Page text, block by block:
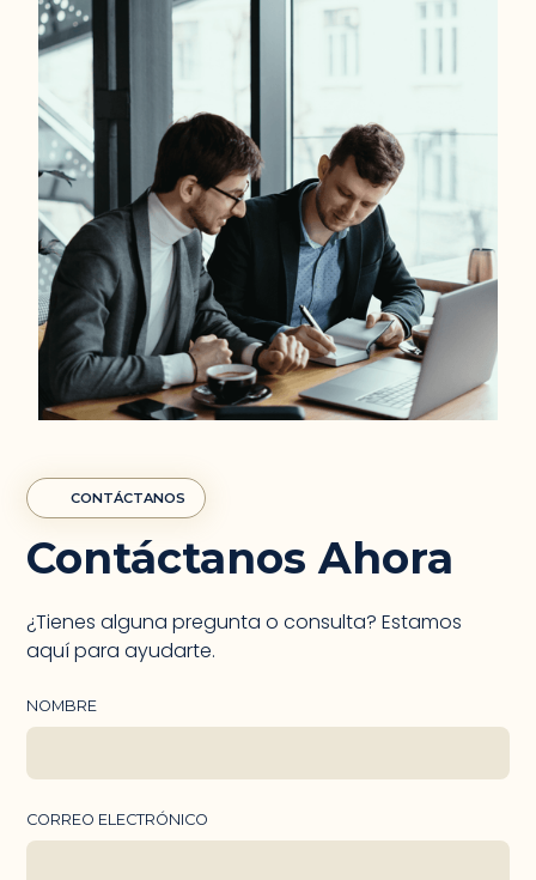
CONTÁCTANOS
Contáctanos Ahora
¿Tienes alguna pregunta o consulta? Estamos
aquí para ayudarte.
NOMBRE
CORREO ELECTRÓNICO